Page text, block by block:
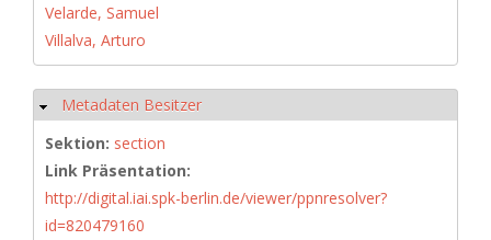
Velarde, Samuel
Villalva, Arturo
Hide
Metadaten Besitzer
Sektion: section
Link Präsentation:
http://digital.iai.spk-berlin.de/viewer/ppnresolver?
id=820479160